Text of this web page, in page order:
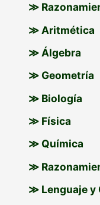
r
p
o
≫
≫ Aritmética
≫ Álgebra
≫ Geometría
≫ Biología
≫ Física
≫ Química
≫
≫ Lenguaje y